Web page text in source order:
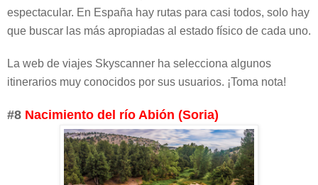
espectacular. En España hay rutas para casi todos, solo hay
que buscar las más apropiadas al estado físico de cada uno.
La web de viajes Skyscanner ha selecciona algunos
itinerarios muy conocidos por sus usuarios. ¡Toma nota!
#8 Nacimiento del río Abión (Soria)